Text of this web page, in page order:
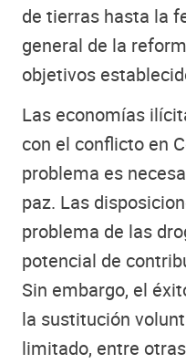
de tierras hasta la
general de la
objetivos
Las economías
con el conflicto en
problema es
paz. Las
problema de las
potencial de
Sin embargo, el
la sustitución
limitado, entre